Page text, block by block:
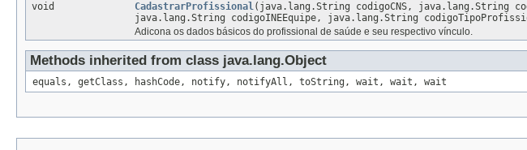
void
CadastrarProfissional(java.lang.String codigoCNS, java.lang.String
java.lang.String codigoINEEquipe, java.lang.String
Adicona os dados básicos do profissional de saúde e seu respectivo vínculo.
Methods inherited from class java.lang.Object
equals, getClass, hashCode, notify, notifyAll, toString, wait, wait, wait